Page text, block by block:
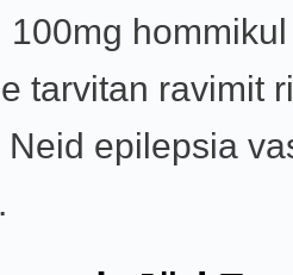
100mg
tarvitan ravimit
Neid epilepsia